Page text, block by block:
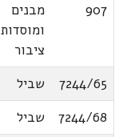
907
מבנים
ומוסדות
ציבור
7244/65 שביל
7244/68
שביל